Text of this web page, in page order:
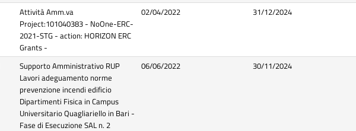
Attività Amm.va
Project:101040383 - NoOne-ERC-
2021-STG - action: HORIZON ERC
Grants -
02/04/2022 31/12/2024
Supporto Amministrativo RUP
Lavori adeguamento norme
prevenzione incendi edificio
Dipartimenti Fisica in Campus
Universitario Quagliariello in Bari -
Fase di Esecuzione SAL n. 2
06/06/2022 30/11/2024